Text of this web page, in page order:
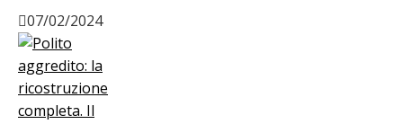
07/02/2024